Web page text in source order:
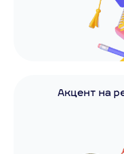
Акцент на